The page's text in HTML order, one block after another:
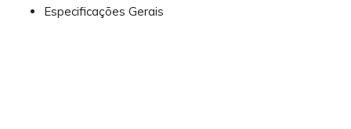
Especificações Gerais